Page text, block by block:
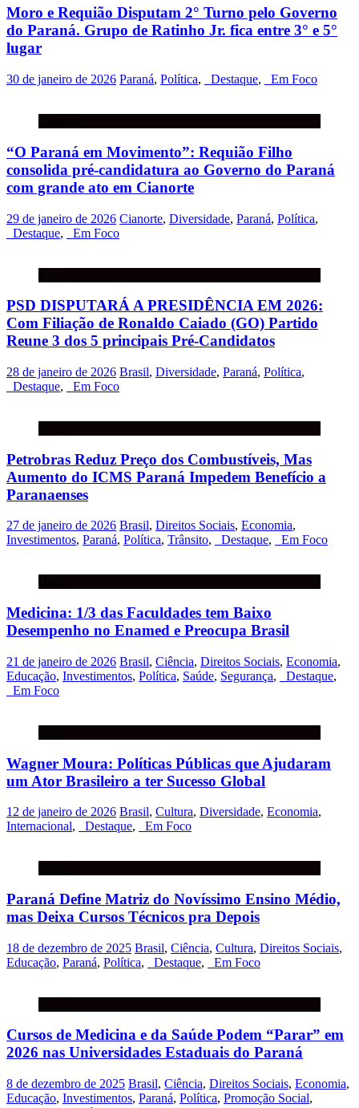
Moro e Requião Disputam 2° Turno pelo Governo
do Paraná. Grupo de Ratinho Jr. fica entre 3° e 5°
lugar
30 de janeiro de 2026 Paraná, Política, _Destaque, _Em Foco
“O Paraná em Movimento”: Requião Filho
consolida pré-candidatura ao Governo do Paraná
com grande ato em Cianorte
29 de janeiro de 2026 Cianorte, Diversidade, Paraná, Política,
_Destaque, _Em Foco
PSD DISPUTARÁ A PRESIDÊNCIA EM 2026:
Com Filiação de Ronaldo Caiado (GO) Partido
Reune 3 dos 5 principais Pré-Candidatos
28 de janeiro de 2026 Brasil, Diversidade, Paraná, Política,
_Destaque, _Em Foco
Petrobras Reduz Preço dos Combustíveis, Mas
Aumento do ICMS Paraná Impedem Benefício a
Paranaenses
27 de janeiro de 2026 Brasil, Direitos Sociais, Economia,
Investimentos, Paraná, Política, Trânsito, _Destaque, _Em Foco
Medicina: 1/3 das Faculdades tem Baixo
Desempenho no Enamed e Preocupa Brasil
21 de janeiro de 2026 Brasil, Ciência, Direitos Sociais, Economia,
Educação, Investimentos, Política, Saúde, Segurança, _Destaque,
_Em Foco
Wagner Moura: Políticas Públicas que Ajudaram
um Ator Brasileiro a ter Sucesso Global
12 de janeiro de 2026 Brasil, Cultura, Diversidade, Economia,
Internacional, _Destaque, _Em Foco
Paraná Define Matriz do Novíssimo Ensino Médio,
mas Deixa Cursos Técnicos pra Depois
18 de dezembro de 2025 Brasil, Ciência, Cultura, Direitos Sociais,
Educação, Paraná, Política, _Destaque, _Em Foco
Cursos de Medicina e da Saúde Podem “Parar” em
2026 nas Universidades Estaduais do Paraná
8 de dezembro de 2025 Brasil, Ciência, Direitos Sociais, Economia,
Educação, Investimentos, Paraná, Política, Promoção Social,